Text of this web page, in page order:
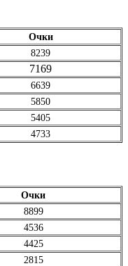
Очки
8239
7169
6639
5850
5405
4733
Очки
8899
4536
4425
2815